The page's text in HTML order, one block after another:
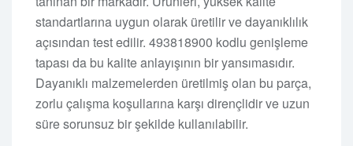
standartlarına uygun olarak üretilir ve dayanıklılık
açısından test edilir. 493818900 kodlu genişleme
tapası da bu kalite anlayışının bir yansımasıdır.
Dayanıklı malzemelerden üretilmiş olan bu parça,
zorlu çalışma koşullarına karşı dirençlidir ve uzun
süre sorunsuz bir şekilde kullanılabilir.